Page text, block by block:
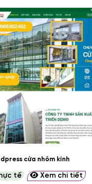
cửa nhôm kính
tế Xem chi tiết